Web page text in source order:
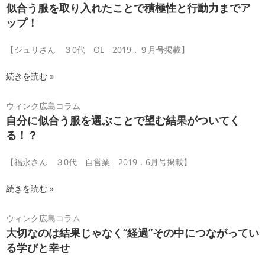
似合う服を取り入れたことで積極性と行動力までア
ップ！
【シュリさん ３0代 OL 2019．９月号掲載】
続きを読む »
ウィンク広島コラム
自分に似合う服を選ぶことで望む結果がついてく
る！？
【福永さん ３0代 自営業 2019．6月号掲載】
続きを読む »
ウィンク広島コラム
大切なのは結果じゃなく“経過”その中につながってい
る学びと幸せ